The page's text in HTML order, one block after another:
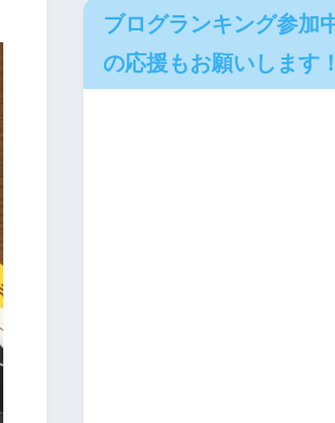
ブログランキング参加
の応援もお願いします！